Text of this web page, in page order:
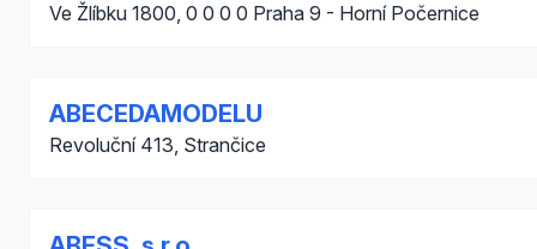
Ve Žlíbku 1800, 0 0 0 0 Praha 9 - Horní Počernice
ABECEDAMODELU
Revoluční 413, Strančice